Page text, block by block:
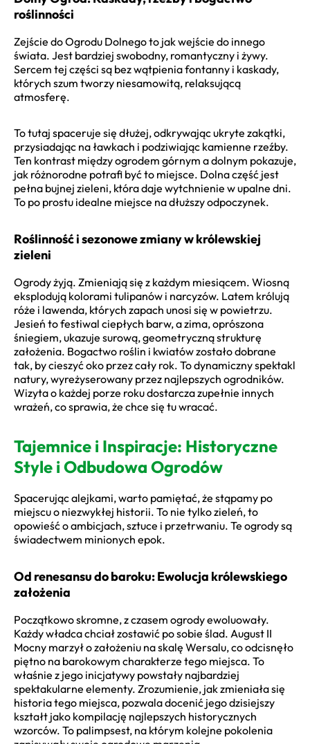
roślinności
Zejście do Ogrodu Dolnego to jak wejście do innego
świata. Jest bardziej swobodny, romantyczny i żywy.
Sercem tej części są bez wątpienia fontanny i kaskady,
których szum tworzy niesamowitą, relaksującą
atmosferę.
To tutaj spaceruje się dłużej, odkrywając ukryte zakątki,
przysiadając na ławkach i podziwiając kamienne rzeźby.
Ten kontrast między ogrodem górnym a dolnym pokazuje,
jak różnorodne potrafi być to miejsce. Dolna część jest
pełna bujnej zieleni, która daje wytchnienie w upalne dni.
To po prostu idealne miejsce na dłuższy odpoczynek.
Roślinność i sezonowe zmiany w królewskiej
zieleni
Ogrody żyją. Zmieniają się z każdym miesiącem. Wiosną
eksplodują kolorami tulipanów i narcyzów. Latem królują
róże i lawenda, których zapach unosi się w powietrzu.
Jesień to festiwal ciepłych barw, a zima, oprószona
śniegiem, ukazuje surową, geometryczną strukturę
założenia. Bogactwo roślin i kwiatów zostało dobrane
tak, by cieszyć oko przez cały rok. To dynamiczny spektakl
natury, wyreżyserowany przez najlepszych ogrodników.
Wizyta o każdej porze roku dostarcza zupełnie innych
wrażeń, co sprawia, że chce się tu wracać.
Tajemnice i Inspiracje: Historyczne
Style i Odbudowa Ogrodów
Spacerując alejkami, warto pamiętać, że stąpamy po
miejscu o niezwykłej historii. To nie tylko zieleń, to
opowieść o ambicjach, sztuce i przetrwaniu. Te ogrody są
świadectwem minionych epok.
Od renesansu do baroku: Ewolucja królewskiego
założenia
Początkowo skromne, z czasem ogrody ewoluowały.
Każdy władca chciał zostawić po sobie ślad. August II
Mocny marzył o założeniu na skalę Wersalu, co odcisnęło
piętno na barokowym charakterze tego miejsca. To
właśnie z jego inicjatywy powstały najbardziej
spektakularne elementy. Zrozumienie, jak zmieniała się
historia tego miejsca, pozwala docenić jego dzisiejszy
kształt jako kompilację najlepszych historycznych
wzorców. To palimpsest, na którym kolejne pokolenia